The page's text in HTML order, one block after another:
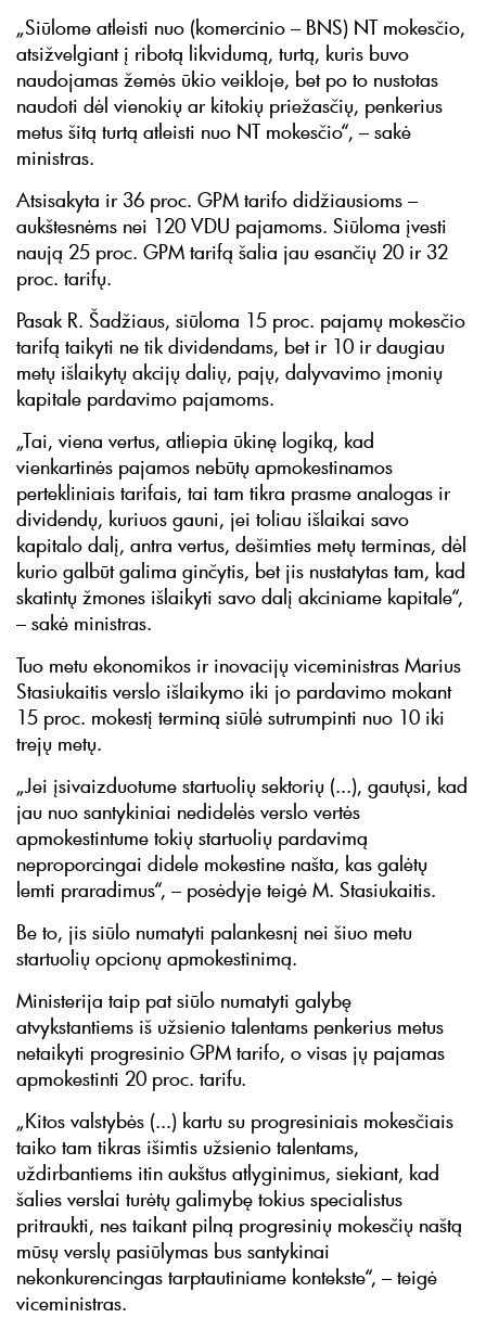
„Siūlome atleisti nuo (komercinio – BNS) NT mokesčio,
atsižvelgiant į ribotą likvidumą, turtą, kuris buvo
naudojamas žemės ūkio veikloje, bet po to nustotas
naudoti dėl vienokių ar kitokių priežasčių, penkerius
metus šitą turtą atleisti nuo NT mokesčio“, – sakė
ministras.
Atsisakyta ir 36 proc. GPM tarifo didžiausioms –
aukštesnėms nei 120 VDU pajamoms. Siūloma įvesti
naują 25 proc. GPM tarifą šalia jau esančių 20 ir 32
proc. tarifų.
Pasak R. Šadžiaus, siūloma 15 proc. pajamų mokesčio
tarifą taikyti ne tik dividendams, bet ir 10 ir daugiau
metų išlaikytų akcijų dalių, pajų, dalyvavimo įmonių
kapitale pardavimo pajamoms.
„Tai, viena vertus, atliepia ūkinę logiką, kad
vienkartinės pajamos nebūtų apmokestinamos
pertekliniais tarifais, tai tam tikra prasme analogas ir
dividendų, kuriuos gauni, jei toliau išlaikai savo
kapitalo dalį, antra vertus, dešimties metų terminas, dėl
kurio galbūt galima ginčytis, bet jis nustatytas tam, kad
skatintų žmones išlaikyti savo dalį akciniame kapitale“,
– sakė ministras.
Tuo metu ekonomikos ir inovacijų viceministras Marius
Stasiukaitis verslo išlaikymo iki jo pardavimo mokant
15 proc. mokestį terminą siūlė sutrumpinti nuo 10 iki
trejų metų.
„Jei įsivaizduotume startuolių sektorių (...), gautųsi, kad
jau nuo santykiniai nedidelės verslo vertės
apmokestintume tokių startuolių pardavimą
neproporcingai didele mokestine našta, kas galėtų
lemti praradimus“, – posėdyje teigė M. Stasiukaitis.
Be to, jis siūlo numatyti palankesnį nei šiuo metu
startuolių opcionų apmokestinimą.
Ministerija taip pat siūlo numatyti galybę
atvykstantiems iš užsienio talentams penkerius metus
netaikyti progresinio GPM tarifo, o visas jų pajamas
apmokestinti 20 proc. tarifu.
„Kitos valstybės (...) kartu su progresiniais mokesčiais
taiko tam tikras išimtis užsienio talentams,
uždirbantiems itin aukštus atlyginimus, siekiant, kad
šalies verslai turėtų galimybę tokius specialistus
pritraukti, nes taikant pilną progresinių mokesčių naštą
mūsų verslų pasiūlymas bus santykinai
nekonkurencingas tarptautiniame kontekste“, – teigė
viceministras.